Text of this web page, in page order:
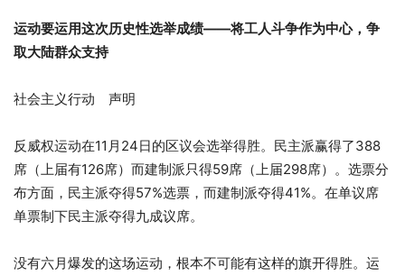
运动要运用这次历史性选举成绩——将工人斗争作为中心，争
取大陆群众支持
社会主义行动 声明
反威权运动在11月24日的区议会选举得胜。民主派赢得了388
席（上届有126席）而建制派只得59席（上届298席）。选票分
布方面，民主派夺得57%选票，而建制派夺得41%。在单议席
单票制下民主派夺得九成议席。
没有六月爆发的这场运动，根本不可能有这样的旗开得胜。运